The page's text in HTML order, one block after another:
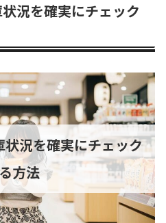
況を確実にチェック
況を確実にチェック
方法